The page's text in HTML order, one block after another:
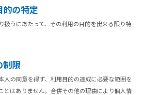
的の特定
扱うにあたって、その利用の目的を出来る限り特
制限
人の同意を得ず、利用目的の達成に必要な範囲を
とはありません。合併その他の理由により個人情